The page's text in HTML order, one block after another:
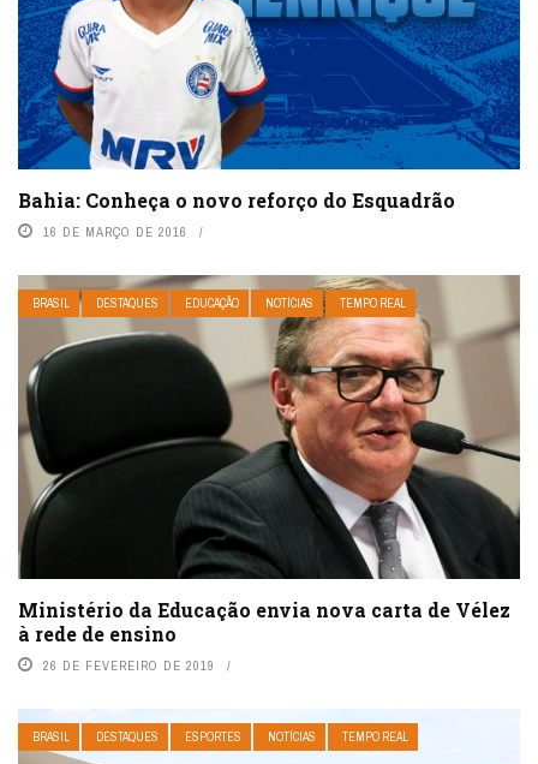
Bahia: Conheça o novo reforço do Esquadrão
16 DE MARÇO DE 2016
BRASIL DESTAQUES EDUCAÇÃO NOTÍCIAS TEMPO REAL
Ministério da Educação envia nova carta de Vélez
à rede de ensino
26 DE FEVEREIRO DE 2019
BRASIL DESTAQUES ESPORTES NOTÍCIAS TEMPO REAL